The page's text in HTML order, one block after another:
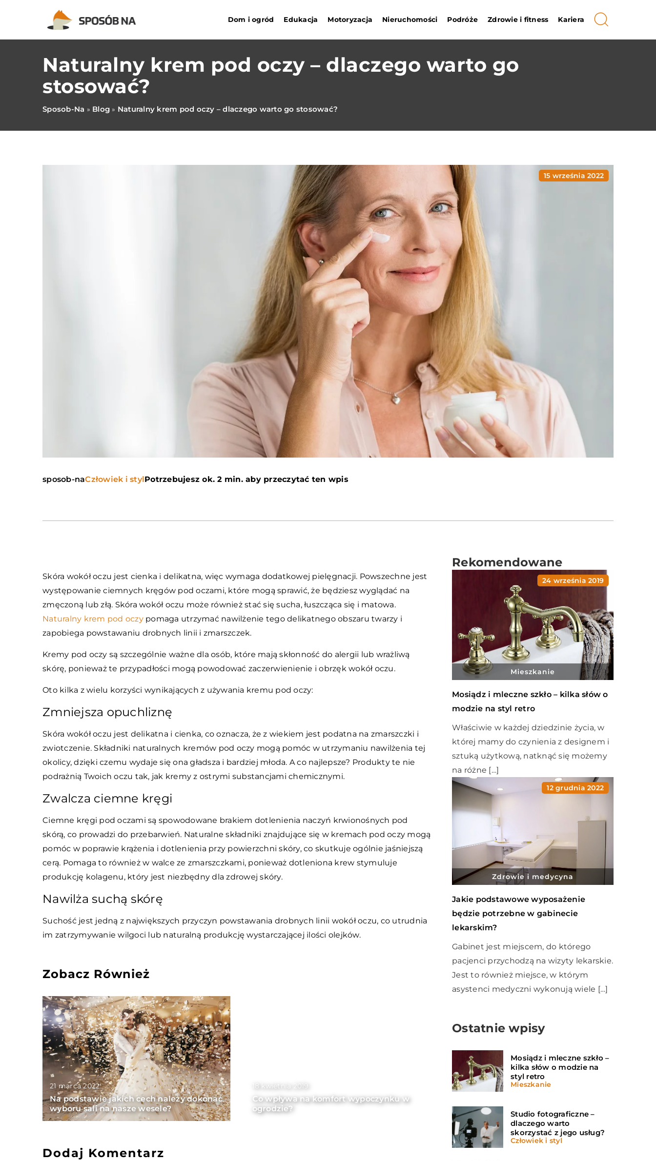
Dom i ogród Edukacja Motoryzacja Nieruchomości Podróże Zdrowie i fitness Kariera
Naturalny krem pod oczy – dlaczego warto go
stosować?
Sposob-Na » Blog » Naturalny krem pod oczy – dlaczego warto go stosować?
15 września 2022
sposob-naCzłowiek i stylPotrzebujesz ok. 2 min. aby przeczytać ten wpis
Skóra wokół oczu jest cienka i delikatna, więc wymaga dodatkowej pielęgnacji. Powszechne jest
występowanie ciemnych kręgów pod oczami, które mogą sprawić, że będziesz wyglądać na
zmęczoną lub złą. Skóra wokół oczu może również stać się sucha, łuszcząca się i matowa.
Naturalny krem pod oczypomaga utrzymać nawilżenie tego delikatnego obszaru twarzy i
zapobiega powstawaniu drobnych linii i zmarszczek.
Kremy pod oczy są szczególnie ważne dla osób, które mają skłonność do alergii lub wrażliwą
skórę, ponieważ te przypadłości mogą powodować zaczerwienienie i obrzęk wokół oczu.
Oto kilka z wielu korzyści wynikających z używania kremu pod oczy:
Zmniejsza opuchliznę
Skóra wokół oczu jest delikatna i cienka, co oznacza, że z wiekiem jest podatna na zmarszczki i
zwiotczenie. Składniki naturalnych kremów pod oczy mogą pomóc w utrzymaniu nawilżenia tej
okolicy, dzięki czemu wydaje się ona gładsza i bardziej młoda. A co najlepsze? Produkty te nie
podrażnią Twoich oczu tak, jak kremy z ostrymi substancjami chemicznymi.
Zwalcza ciemne kręgi
Ciemne kręgi pod oczami są spowodowane brakiem dotlenienia naczyń krwionośnych pod
skórą, co prowadzi do przebarwień. Naturalne składniki znajdujące się w kremach pod oczy mogą
pomóc w poprawie krążenia i dotlenienia przy powierzchni skóry, co skutkuje ogólnie jaśniejszą
cerą. Pomaga to również w walce ze zmarszczkami, ponieważ dotleniona krew stymuluje
produkcję kolagenu, który jest niezbędny dla zdrowej skóry.
Nawilża suchą skórę
Suchość jest jedną z największych przyczyn powstawania drobnych linii wokół oczu, co utrudnia
im zatrzymywanie wilgoci lub naturalną produkcję wystarczającej ilości olejków.
Zobacz Również
21 marca 2022
Na podstawie jakich cech należy dokonać
wyboru sali na nasze wesele?
18 kwietnia 2019
Co wpływa na komfort wypoczynku w
ogrodzie?
Dodaj Komentarz
Rekomendowane
24 września 2019
Mieszkanie
Mosiądz i mleczne szkło – kilka słów o
modzie na styl retro
Właściwie w każdej dziedzinie życia, w
której mamy do czynienia z designem i
sztuką użytkową, natknąć się możemy
na różne […]
12 grudnia 2022
Zdrowie i medycyna
Jakie podstawowe wyposażenie
będzie potrzebne w gabinecie
lekarskim?
Gabinet jest miejscem, do którego
pacjenci przychodzą na wizyty lekarskie.
Jest to również miejsce, w którym
asystenci medyczni wykonują wiele […]
Ostatnie wpisy
Mosiądz i mleczne szkło –
kilka słów o modzie na
styl retro
Mieszkanie
Studio fotograficzne –
dlaczego warto
skorzystać z jego usług?
Człowiek i styl